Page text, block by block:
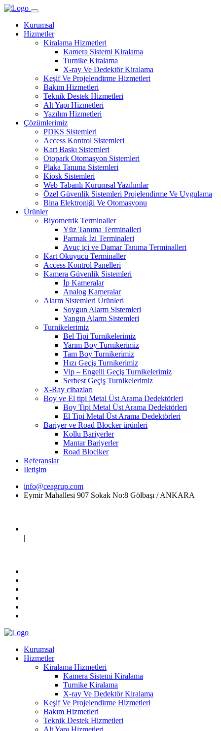
Kurumsal
Hizmetler
Kiralama Hizmetleri
Kamera Sistemi Kiralama
Turnike Kiralama
X-ray Ve Dedektör Kiralama
Keşif Ve Projelendirme Hizmetleri
Bakım Hizmetleri
Teknik Destek Hizmetleri
Alt Yapı Hizmetleri
Yazılım Hizmetleri
Çözümlerimiz
PDKS Sistemleri
Access Kontrol Sistemleri
Kart Baskı Sistemleri
Otopark Otomasyon Sistemleri
Plaka Tanıma Sistemleri
Kiosk Sistemleri
Web Tabanlı Kurumsal Yazılımlar
Özel Güvenlik Sistemleri Projelendirme Ve Uygulama
Bina Elektroniği Ve Otomasyonu
Ürünler
Biyometrik Terminaller
Yüz Tanıma Terminalleri
Parmak İzi Terminaleri
Avuç içi ve Damar Tanıma Terminalleri
Kart Okuyucu Terminaller
Access Kontrol Panelleri
Kamera Güvenlik Sistemleri
İp Kameralar
Analog Kameralar
Alarm Sistemleri Ürünleri
Soygun Alarm Sistemleri
Yangın Alarm Sistemleri
Turnikelerimiz
Bel Tipi Turnikelerimiz
Yarım Boy Turnikerimiz
Tam Boy Turnikerimiz
Hızı Geçiş Turnikerimiz
Vip – Engelli Geçiş Turnikelerimiz
Serbest Geçiş Turnikelerimiz
X-Ray cihazları
Boy ve El tipi Metal Üst Arama Dedektörleri
Boy Tipi Metal Üst Arama Dedektörleri
El Tipi Metal Üst Arama Dedektörleri
Bariyer ve Road Blocker ürünleri
Kollu Bariyerler
Mantar Bariyerler
Road Bloclker
Referanslar
İletişim
info@ceagrup.com
Eymir Mahallesi 907 Sokak No:8 Gölbaşı / ANKARA
|
Kurumsal
Hizmetler
Kiralama Hizmetleri
Kamera Sistemi Kiralama
Turnike Kiralama
X-ray Ve Dedektör Kiralama
Keşif Ve Projelendirme Hizmetleri
Bakım Hizmetleri
Teknik Destek Hizmetleri
Alt Yapı Hizmetleri